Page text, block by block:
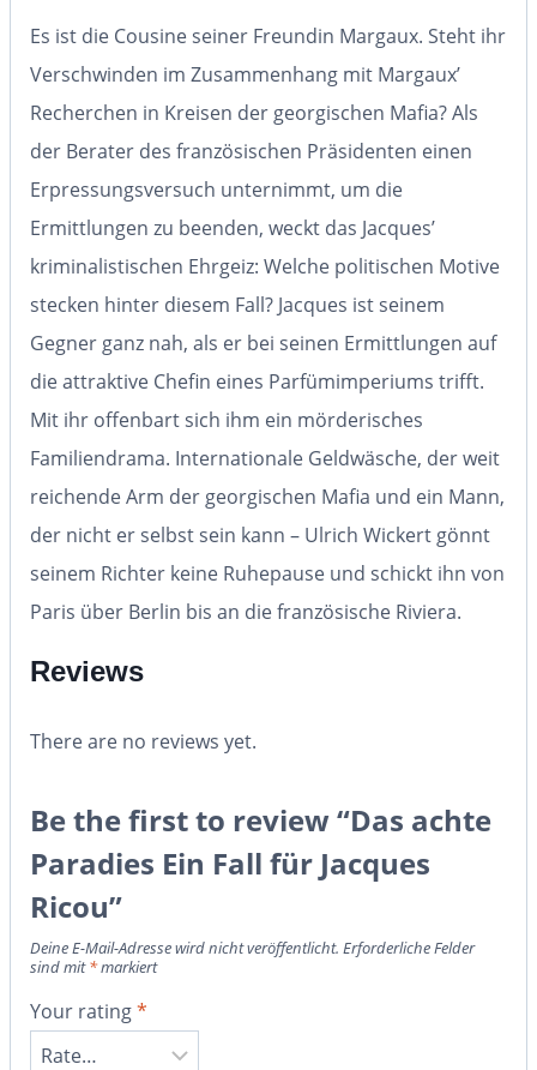
Es ist die Cousine seiner Freundin Margaux. Steht ihr
Verschwinden im Zusammenhang mit Margaux’
Recherchen in Kreisen der georgischen Mafia? Als
der Berater des französischen Präsidenten einen
Erpressungsversuch unternimmt, um die
Ermittlungen zu beenden, weckt das Jacques’
kriminalistischen Ehrgeiz: Welche politischen Motive
stecken hinter diesem Fall? Jacques ist seinem
Gegner ganz nah, als er bei seinen Ermittlungen auf
die attraktive Chefin eines Parfümimperiums trifft.
Mit ihr offenbart sich ihm ein mörderisches
Familiendrama. Internationale Geldwäsche, der weit
reichende Arm der georgischen Mafia und ein Mann,
der nicht er selbst sein kann – Ulrich Wickert gönnt
seinem Richter keine Ruhepause und schickt ihn von
Paris über Berlin bis an die französische Riviera.
Reviews
There are no reviews yet.
Be the first to review “Das achte
Paradies Ein Fall für Jacques
Ricou”
Deine E-Mail-Adresse wird nicht veröffentlicht. Erforderliche Felder
sind mit*markiert
Your rating*